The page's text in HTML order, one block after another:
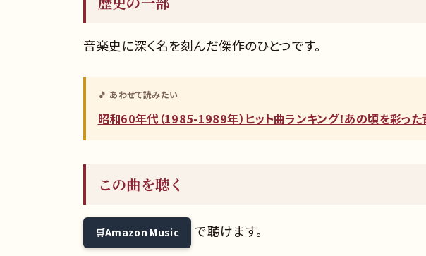
音楽史に深く名を刻んだ傑作のひとつです。
🎵 あわせて読みたい
昭和60年代（1985-1989年）ヒット曲ランキング！あの頃を彩っ
この曲を聴く
Amazon Music で聴けます。